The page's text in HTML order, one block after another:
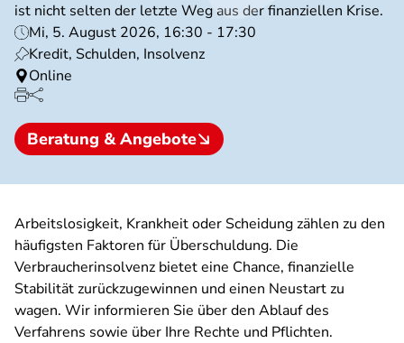
ist nicht selten der letzte Weg aus der finanziellen Krise.
Mi, 5. August 2026, 16:30 - 17:30
Kredit, Schulden, Insolvenz
Online
Beratung & Angebote
Arbeitslosigkeit, Krankheit oder Scheidung zählen zu den
häufigsten Faktoren für Überschuldung. Die
Verbraucherinsolvenz bietet eine Chance, finanzielle
Stabilität zurückzugewinnen und einen Neustart zu
wagen. Wir informieren Sie über den Ablauf des
Verfahrens sowie über Ihre Rechte und Pflichten.